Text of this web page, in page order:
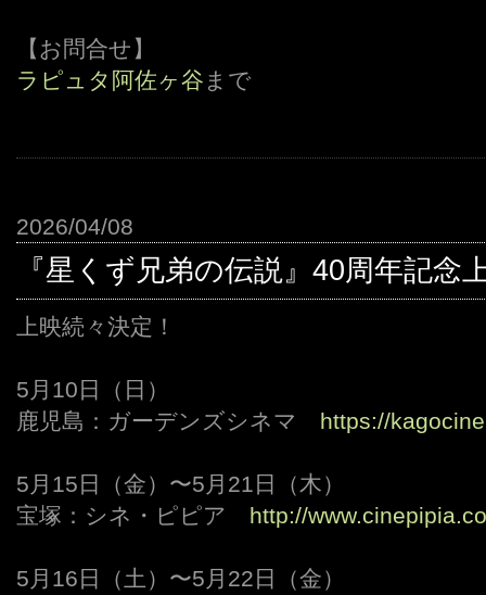
【お問合せ】
ラピュタ阿佐ヶ谷 まで
2026/04/08
『星くず兄弟の伝説』40周年記念
上映続々決定！
5月10日（日）
鹿児島：ガーデンズシネマ https://
5月15日（金）〜5月21日（木）
宝塚：シネ・ピピア http://
5月16日（土）〜5月22日（金）